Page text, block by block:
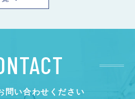
問い合わせください